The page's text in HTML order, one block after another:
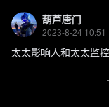
葫芦唐门
2023-8-24 10:51
太太影响人和太太监